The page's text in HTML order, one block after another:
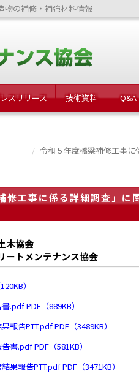
物の補修・補強材料情報
スリリース 技術資料 Q&A
令和５年度橋梁補修工事
修工事に係る詳細調査」に
木協会
ートメンテナンス協会
）
.pdf PDF（889KB）
報告PTT.pdf PDF（3489KB）
書.pdf PDF（581KB）
果報告PTT.pdf PDF（3471KB）